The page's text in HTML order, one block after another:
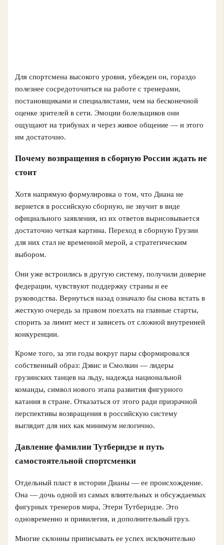
Для спортсмена высокого уровня, убежден он, гораздо
полезнее сосредоточиться на работе с тренерами,
постановщиками и специалистами, чем на бесконечной
оценке зрителей в сети. Эмоции болельщиков они
ощущают на трибунах и через живое общение — и этого
им достаточно.
Почему возвращения в сборную России ждать не
стоит
Хотя напрямую формулировка о том, что Диана не
вернется в российскую сборную, не звучит в виде
официального заявления, из их ответов вырисовывается
достаточно четкая картина. Переход в сборную Грузии
для них стал не временной мерой, а стратегическим
выбором.
Они уже встроились в другую систему, получили доверие
федерации, чувствуют поддержку страны и ее
руководства. Вернуться назад означало бы снова встать в
жесткую очередь за правом поехать на главные старты,
спорить за лимит мест и зависеть от сложной внутренней
конкуренции.
Кроме того, за эти годы вокруг пары сформировался
собственный образ: Дэвис и Смолкин — лидеры
грузинских танцев на льду, надежда национальной
команды, символ нового этапа развития фигурного
катания в стране. Отказаться от этого ради призрачной
перспективы возвращения в российскую систему
выглядит для них как минимум нелогично.
Давление фамилии Тутберидзе и путь
самостоятельной спортсменки
Отдельный пласт в истории Дианы — ее происхождение.
Она — дочь одной из самых влиятельных и обсуждаемых
фигурных тренеров мира, Этери Тутберидзе. Это
одновременно и привилегия, и дополнительный груз.
Многие склонны приписывать ее успех исключительно